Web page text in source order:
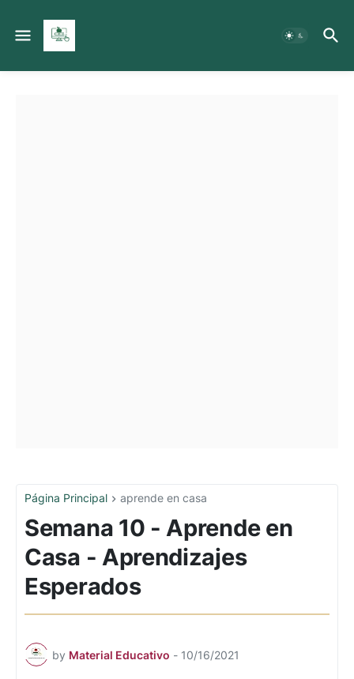
Página Principal aprende en casa
Semana 10 - Aprende en
Casa - Aprendizajes
Esperados
by Material Educativo - 10/16/2021